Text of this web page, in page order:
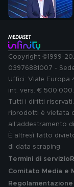
Copyright ©1999-
03976881007 -
Uffici: Viale Europa
int. vers. €
Tutti i diritti
riprodotti è vietata
all'addestramento
È altresì fatto
di data scraping.
Termini di servizio
Comitato Media e